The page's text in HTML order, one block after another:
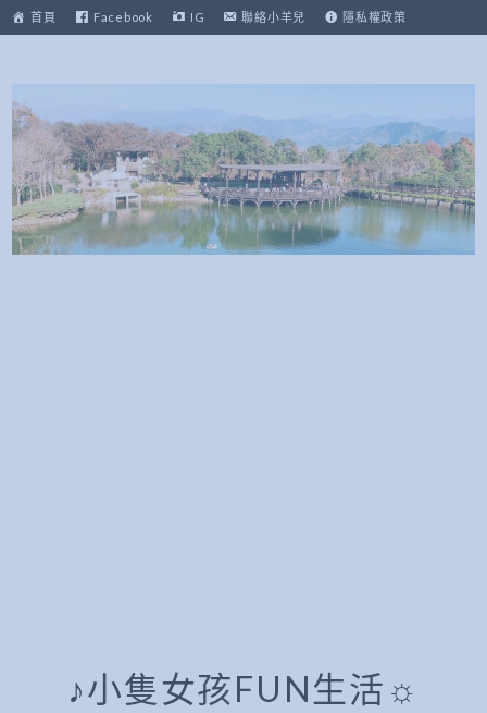
至
內
首頁 Facebook IG 聯絡小羊兒 隱私權政策
♪小隻女孩FUN生活☼